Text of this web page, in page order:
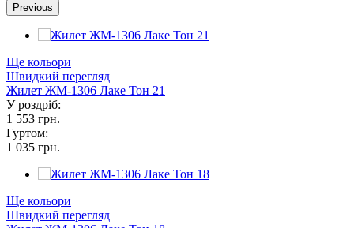
Previous
Ще кольори
Швидкий перегляд
Жилет ЖМ-1306 Лаке Тон 21
У роздріб:
1 553 грн.
Гуртом:
1 035 грн.
Ще кольори
Швидкий перегляд